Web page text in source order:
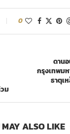
0
ม
ดาน
กรุงเทพม
ธาตุเ
ALSO LIKE